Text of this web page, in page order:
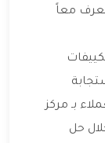
معاً
بـ مركز
حل